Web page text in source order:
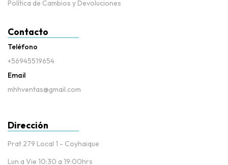
Política de Cambios y Devoluciones
Contacto
Teléfono
+56945519654
Email
mhhventas@gmail.com
Dirección
Prat 279 Local 1 - Coyhaique
Lun a Vie 10:30 a 19:00hrs